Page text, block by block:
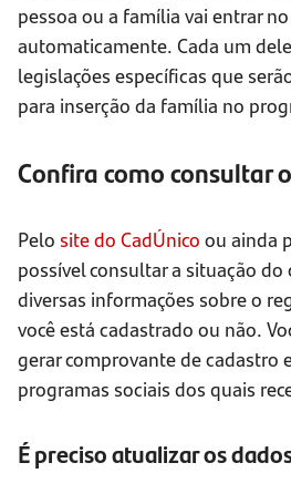
pessoa ou a família vai entrar
automaticamente. Cada um
legislações específicas que
para inserção da família no
Confira como consultar
Pelo site do CadÚnico ou ainda
possível consultar a situação do
diversas informações sobre o
você está cadastrado ou não.
gerar comprovante de cadastro
programas sociais dos quais
É preciso atualizar os